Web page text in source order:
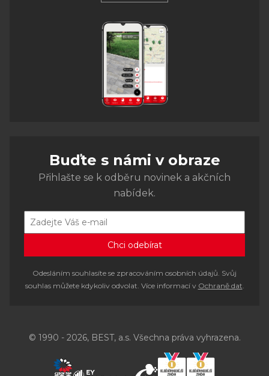
Buďte s námi v obraze
Přihlašte se k odběru novinek a akčních
nabídek.
Odesláním souhlasíte se zpracováním osobních údajů. Svůj
souhlas můžete kdykoliv odvolat. Více informací v Ochraně dat.
© 1990 - 2026, BEST, a.s. Všechna práva vyhrazena.